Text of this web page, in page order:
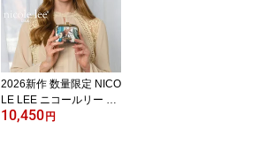
代 40代 50代 60代 ユニ
セックス ケース付き 贈
り物 プレゼント 度なし
メガネ UV400、99.9%の
紫外線カットレンズ 海外
セレブ着用
2026新作 数量限定 NICO
LE LEE ニコールリー PR
T7451 レディース カー
10,450円